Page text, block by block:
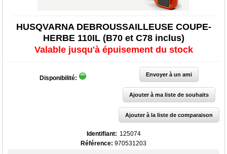
HUSQVARNA DEBROUSSAILLEUSE COUPE-
HERBE 110IL (B70 et C78 inclus)
Valable jusqu'à épuisement du stock
Disponibilité:
Identifiant: 125074
Référence: 970531203